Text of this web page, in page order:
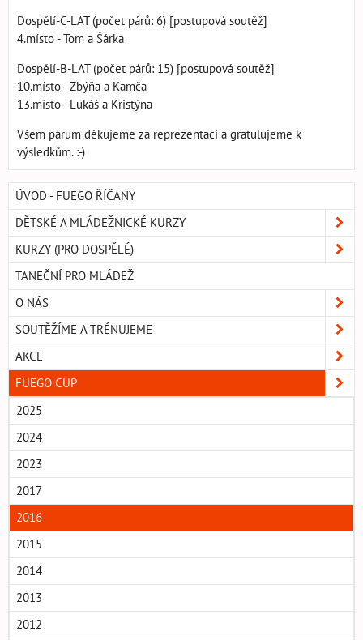
Dospělí-C-LAT (počet párů: 6) [postupová soutěž]
4.místo - Tom a Šárka
Dospělí-B-LAT (počet párů: 15) [postupová soutěž]
10.místo - Zbýňa a Kamča
13.místo - Lukáš a Kristýna
Všem párum děkujeme za reprezentaci a gratulujeme k
výsledkům. :-)
ÚVOD - FUEGO ŘÍČANY
DĚTSKÉ A MLÁDEŽNICKÉ KURZY
KURZY (PRO DOSPĚLÉ)
TANEČNÍ PRO MLÁDEŽ
O NÁS
SOUTĚŽÍME A TRÉNUJEME
AKCE
FUEGO CUP
2025
2024
2023
2017
2016
2015
2014
2013
2012